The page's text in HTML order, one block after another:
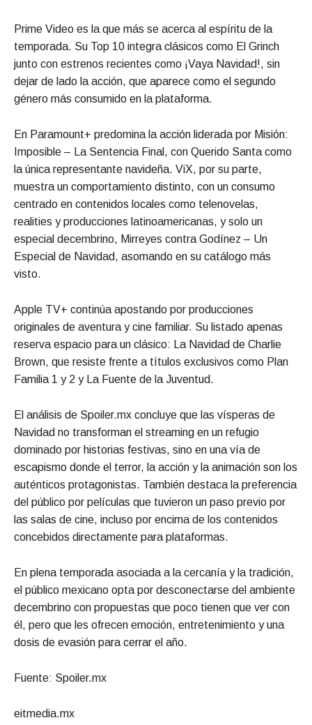
Prime Video es la que más se acerca al espíritu de la
temporada. Su Top 10 integra clásicos como El Grinch
junto con estrenos recientes como ¡Vaya Navidad!, sin
dejar de lado la acción, que aparece como el segundo
género más consumido en la plataforma.
En Paramount+ predomina la acción liderada por Misión:
Imposible – La Sentencia Final, con Querido Santa como
la única representante navideña. ViX, por su parte,
muestra un comportamiento distinto, con un consumo
centrado en contenidos locales como telenovelas,
realities y producciones latinoamericanas, y solo un
especial decembrino, Mirreyes contra Godínez – Un
Especial de Navidad, asomando en su catálogo más
visto.
Apple TV+ continúa apostando por producciones
originales de aventura y cine familiar. Su listado apenas
reserva espacio para un clásico: La Navidad de Charlie
Brown, que resiste frente a títulos exclusivos como Plan
Familia 1 y 2 y La Fuente de la Juventud.
El análisis de Spoiler.mx concluye que las vísperas de
Navidad no transforman el streaming en un refugio
dominado por historias festivas, sino en una vía de
escapismo donde el terror, la acción y la animación son los
auténticos protagonistas. También destaca la preferencia
del público por películas que tuvieron un paso previo por
las salas de cine, incluso por encima de los contenidos
concebidos directamente para plataformas.
En plena temporada asociada a la cercanía y la tradición,
el público mexicano opta por desconectarse del ambiente
decembrino con propuestas que poco tienen que ver con
él, pero que les ofrecen emoción, entretenimiento y una
dosis de evasión para cerrar el año.
Fuente: Spoiler.mx
eitmedia.mx